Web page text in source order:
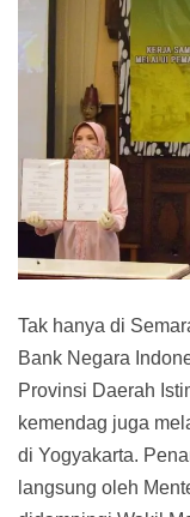
Tak hanya di
Bank Negara
Provinsi Daerah
kemendag juga
di Yogyakarta.
langsung oleh